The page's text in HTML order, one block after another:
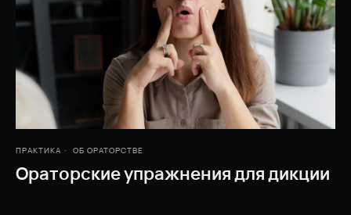
ПРАКТИКА ОБ ОРАТОРСТВЕ
Ораторские упражнения для дикции